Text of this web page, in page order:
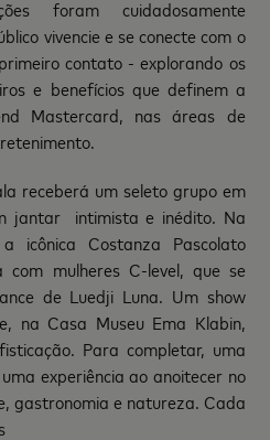
foram cuidadosamente
vivencie e se conecte com o
contato - explorando os
e benefícios que definem a
Mastercard, nas áreas de
receberá um seleto grupo em
jantar intimista e inédito. Na
icônica Costanza Pascolato
com mulheres C-level, que se
de Luedji Luna. Um show
na Casa Museu Ema Klabin,
Para completar, uma
experiência ao anoitecer no
gastronomia e natureza. Cada